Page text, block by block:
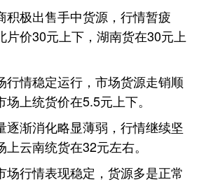
积极出售手中货源，行情暂疲
片价30元上下，湖南货在30元上
行情稳定运行，市场货源走销顺
上统货价在5.5元上下。
逐渐消化略显薄弱，行情继续坚
云南统货在32元左右。
场行情表现稳定，货源多是正常